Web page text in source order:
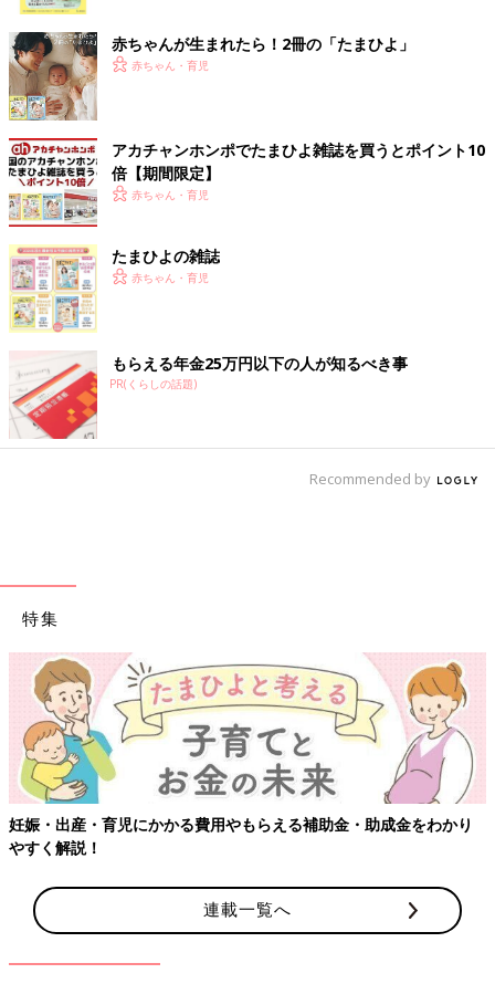
デザイン賞に新たな価値をもたらすことが期待
されています。
※この記事は「たまひよONLINE」で過去に公開されたもので
す。
※記事の内容は記事執筆当時の情報であり、現在と異なる場合が
あります。
赤ちゃんが生まれたら！2冊の「たまひよ」
赤ちゃん・育児
アカチャンホンポでたまひよ雑誌を買うとポイント10
倍【期間限定】
赤ちゃん・育児
たまひよの雑誌
赤ちゃん・育児
もらえる年金25万円以下の人が知るべき事
PR(くらしの話題)
Recommended by
特集
妊娠・出産・育児にかかる費用やもらえる補助金・助成金をわかり
やすく解説！
連載一覧へ